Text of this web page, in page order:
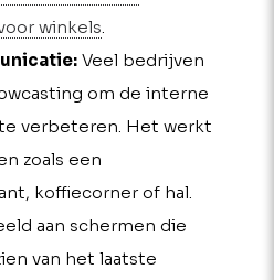
winkels.
Veel bedrijven
om de interne
verbeteren. Het werkt
zoals een
koffiecorner of hal.
aan schermen die
van het laatste